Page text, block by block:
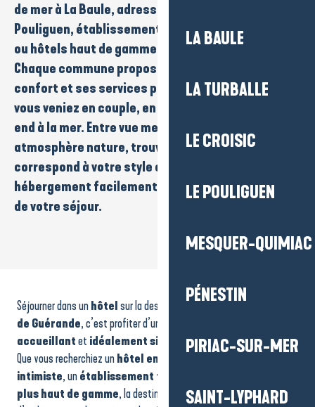
LA BAULE
LA TURBALLE
LE CROISIC
LE POULIGUEN
MESQUER-QUIMIAC
PÉNESTIN
PIRIAC-SUR-MER
SAINT-LYPHARD
de merà La Baule, adresses de charme
Pouliguen, établissements familiauxà Guérande
ou hôtels haut de gamme proches des plages.
Chaque commune propose son ambiance, son
confort et ses services pour un séjour réussi, que
vous veniez en couple, en
end à la mer. Entre vue mer, charme authentique ou
atmosphère nature, trouvez l’hôtel qui
correspond à votre style et réservez votre
hébergement facilement pour profiter pleinement
de votre séjour.
Hôtel - Westotel Le Pouliguen
Hôtel - Best Western Garden and Spa
Hôtel - Le Relais Marine
Hôtel - Le Saint-Christophe
Hôtel - Les copains d'amour
Hôtel - l'Auberge Bretonne
Hôtel - Amirauté
Séjourner dans unhôtelsur la destination La Baule-Presqu’île
de Guérande, c’est profiter d’un hébergement
accueillantet idéalement situé
pour découvrir le territoire.
Que vous recherchiez unhôtel en bord de mer
intimiste, unétablissement familial
plus haut de gamme, la destination propose un large choix